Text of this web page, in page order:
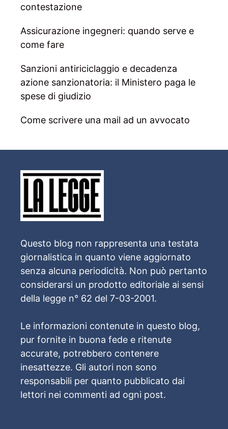
contestazione
Assicurazione ingegneri: quando serve e
come fare
Sanzioni antiriciclaggio e decadenza
azione sanzionatoria: il Ministero paga le
spese di giudizio
Come scrivere una mail ad un avvocato
Questo blog non rappresenta una testata
giornalistica in quanto viene aggiornato
senza alcuna periodicità. Non può pertanto
considerarsi un prodotto editoriale ai sensi
della legge n° 62 del 7-03-2001.
Le informazioni contenute in questo blog,
pur fornite in buona fede e ritenute
accurate, potrebbero contenere
inesattezze. Gli autori non sono
responsabili per quanto pubblicato dai
lettori nei commenti ad ogni post.